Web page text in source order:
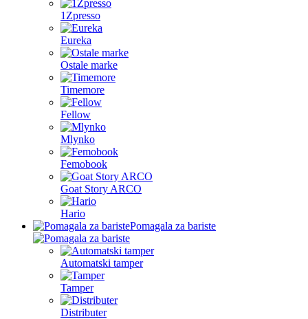
1Zpresso
Eureka
Ostale marke
Timemore
Fellow
Mlynko
Femobook
Goat Story ARCO
Hario
Pomagala za bariste
Automatski tamper
Tamper
Distributer